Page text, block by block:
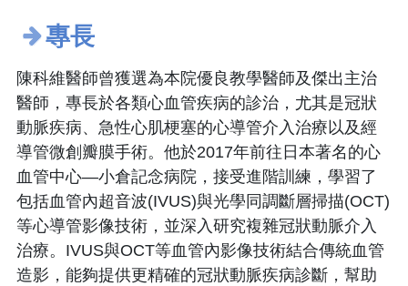
專長
陳科維醫師曾獲選為本院優良教學醫師及傑出主治
醫師，專長於各類心血管疾病的診治，尤其是冠狀
動脈疾病、急性心肌梗塞的心導管介入治療以及經
導管微創瓣膜手術。他於2017年前往日本著名的心
血管中心—小倉記念病院，接受進階訓練，學習了
包括血管內超音波(IVUS)與光學同調斷層掃描(OCT)
等心導管影像技術，並深入研究複雜冠狀動脈介入
治療。IVUS與OCT等血管內影像技術結合傳統血管
造影，能夠提供更精確的冠狀動脈疾病診斷，幫助